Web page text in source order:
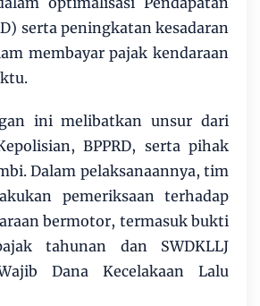
serta peningkatan kesadaran
membayar pajak kendaraan
ini melibatkan unsur dari
BPPRD, serta pihak
Dalam pelaksanaannya, tim
pemeriksaan terhadap
bermotor, termasuk bukti
tahunan dan SWDKLLJ
Dana Kecelakaan Lalu